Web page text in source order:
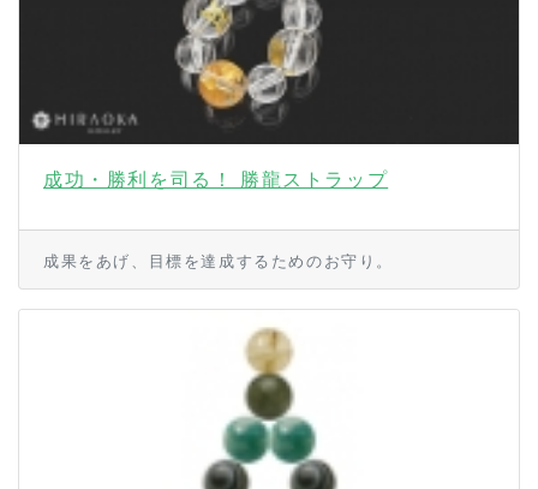
成功・勝利を司る！ 勝龍ストラップ
成果をあげ、目標を達成するためのお守り。